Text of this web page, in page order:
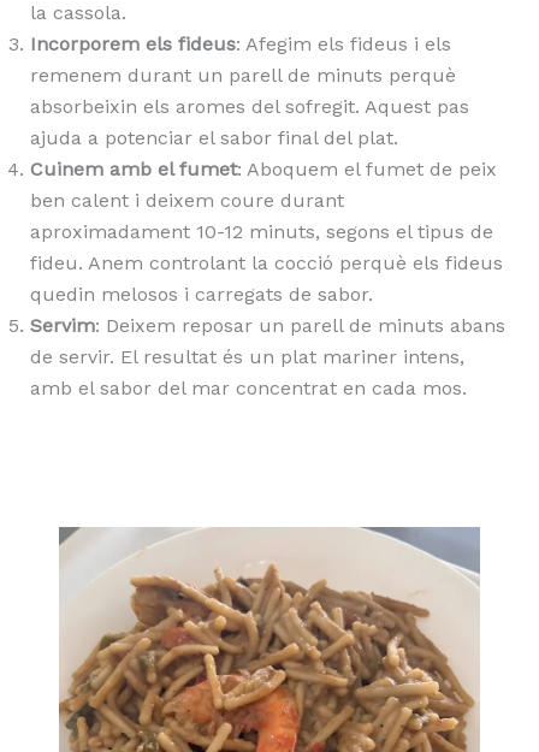
la cassola.
Incorporem els fideus: Afegim els fideus i els
remenem durant un parell de minuts perquè
absorbeixin els aromes del sofregit. Aquest pas
ajuda a potenciar el sabor final del plat.
Cuinem amb el fumet: Aboquem el fumet de peix
ben calent i deixem coure durant
aproximadament 10-12 minuts, segons el tipus de
fideu. Anem controlant la cocció perquè els fideus
quedin melosos i carregats de sabor.
Servim: Deixem reposar un parell de minuts abans
de servir. El resultat és un plat mariner intens,
amb el sabor del mar concentrat en cada mos.